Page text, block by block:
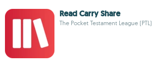
Read Carry Share
The Pocket Testament League (PTL)